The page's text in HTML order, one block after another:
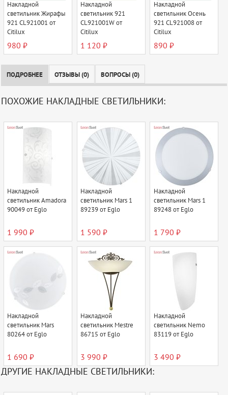
Накладной
светильник Жирафы
921 CL921001 от
Citilux
980 ₽
Накладной
светильник 921
CL921001W от
Citilux
1 120 ₽
Накладной
светильник Осень
921 CL921008 от
Citilux
890 ₽
ПОДРОБНЕЕ ОТЗЫВЫ (0) ВОПРОСЫ (0)
ПОХОЖИЕ НАКЛАДНЫЕ СВЕТИЛЬНИКИ:
Накладной
светильник Amadora
90049 от Eglo
1 990 ₽
Накладной
светильник Mars 1
89239 от Eglo
1 590 ₽
Накладной
светильник Mars 1
89248 от Eglo
1 790 ₽
Накладной
светильник Mars
80264 от Eglo
1 690 ₽
Накладной
светильник Mestre
86715 от Eglo
3 990 ₽
Накладной
светильник Nemo
83119 от Eglo
3 490 ₽
ДРУГИЕ НАКЛАДНЫЕ СВЕТИЛЬНИКИ: